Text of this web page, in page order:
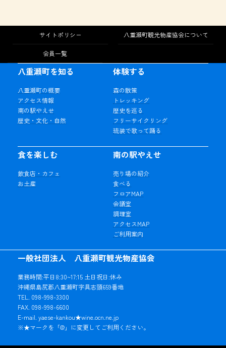
サイトポリシー 八重瀬町観光物産協会について
会員一覧
一般社団法人 八重瀬町観光物産協会
業務時間:平日8:30~17:15 土日祝日:休み
沖縄県島尻郡八重瀬町字具志頭659番地
TEL. 098-998-3300
FAX. 098-998-6600
E-mail. yaese-kankou★wine.ocn.ne.jp
※★マークを「@」に変更してご利用ください。
八重瀬町を知る
八重瀬町の概要
アクセス情報
南の駅やえせ
歴史・文化・自然
体験する
森の散策
トレッキング
歴史を巡る
フリーサイクリング
琉装で歌って踊る
食を楽しむ
飲食店・カフェ
お土産
南の駅やえせ
売り場の紹介
食べる
フロアMAP
会議室
調理室
アクセスMAP
ご利用案内